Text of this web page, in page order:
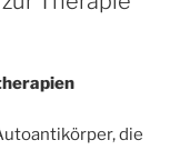
die